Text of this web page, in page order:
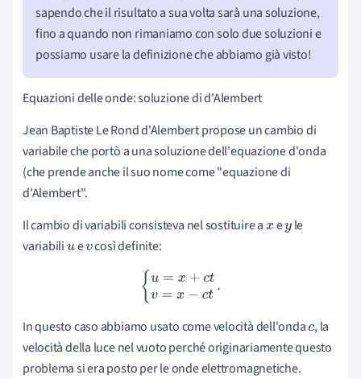
sapendo che il risultato a sua volta sarà una soluzione,
fino a quando non rimaniamo con solo due soluzioni e
possiamo usare la definizione che abbiamo già visto!
Equazioni delle onde: soluzione di d'Alembert
Jean Baptiste Le Rond d'Alembert propose un cambio di
variabile che portò a una soluzione dell'equazione d'onda
(che prende anche il suo nome come "equazione di
d'Alembert".
Il cambio di variabili consisteva nel sostituire ax eyle
variabiliuevcosì definite:
{ u= x+c tv =x−ct
In questo caso abbiamo usato come velocità dell'ondac, la
velocità della luce nel vuoto perché originariamente questo
problema si era posto per le onde elettromagnetiche.